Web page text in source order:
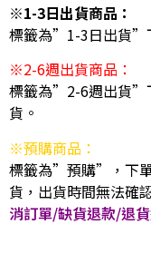
※1-3日出貨商品：
標籤為”1-3日出貨”
※2-6週出貨商品：
標籤為”2-6週出貨”
貨。
※預購商品：
標籤為”預購”，下
貨，出貨時間無法確
消訂單/缺貨退款/退貨